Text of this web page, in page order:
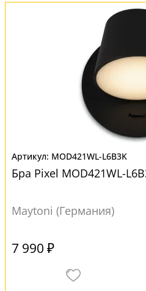
MOD421WL-L6B3K
Бра Pixel MOD421WL-
Maytoni (Германия)
7 990 ₽